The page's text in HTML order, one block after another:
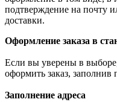
подтверждение на почту
доставки.
Оформление заказа в
Если вы уверены в
оформить заказ,
Заполнение адреса